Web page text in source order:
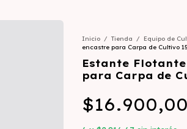
Inicio / Tienda / Equipo de
encastre para Carpa de Cultivo
Estante
para Carpa de
$16.900,00